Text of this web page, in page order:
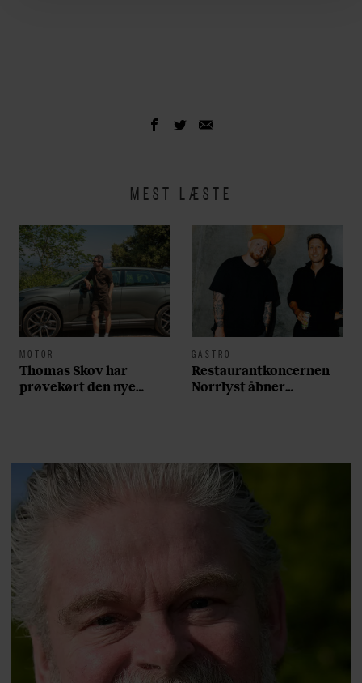
MEST LÆSTE
MOTOR
Thomas Skov har
prøvekørt den nye
GASTRO
Restaurantkoncernen
Norrlyst åbner